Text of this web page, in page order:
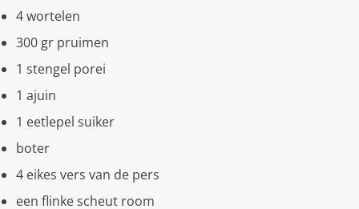
4 wortelen
300 gr pruimen
1 stengel porei
1 ajuin
1 eetlepel suiker
boter
4 eikes vers van de pers
een flinke scheut room